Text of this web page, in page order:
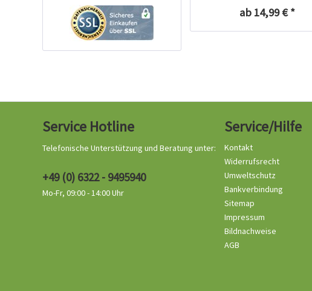
ab 14,99 € *
Service Hotline
Telefonische Unterstützung und Beratung unter:
+49 (0) 6322 - 9495940
Mo-Fr, 09:00 - 14:00 Uhr
Service/Hilfe
Kontakt
Widerrufsrecht
Umweltschutz
Bankverbindung
Sitemap
Impressum
Bildnachweise
AGB